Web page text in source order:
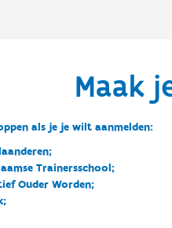
Maak
als je je wilt aanmelden:
Trainersschool;
Ouder Worden;